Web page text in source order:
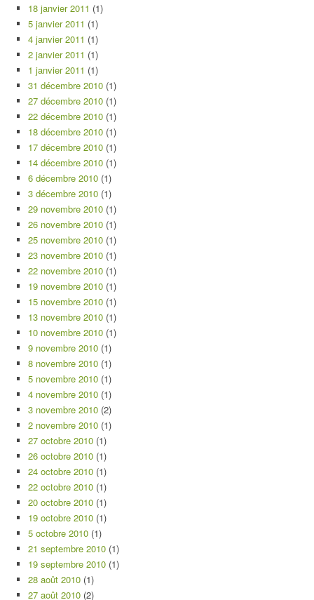
18 janvier 2011 (1)
5 janvier 2011 (1)
4 janvier 2011 (1)
2 janvier 2011 (1)
1 janvier 2011 (1)
31 décembre 2010 (1)
27 décembre 2010 (1)
22 décembre 2010 (1)
18 décembre 2010 (1)
17 décembre 2010 (1)
14 décembre 2010 (1)
6 décembre 2010 (1)
3 décembre 2010 (1)
29 novembre 2010 (1)
26 novembre 2010 (1)
25 novembre 2010 (1)
23 novembre 2010 (1)
22 novembre 2010 (1)
19 novembre 2010 (1)
15 novembre 2010 (1)
13 novembre 2010 (1)
10 novembre 2010 (1)
9 novembre 2010 (1)
8 novembre 2010 (1)
5 novembre 2010 (1)
4 novembre 2010 (1)
3 novembre 2010 (2)
2 novembre 2010 (1)
27 octobre 2010 (1)
26 octobre 2010 (1)
24 octobre 2010 (1)
22 octobre 2010 (1)
20 octobre 2010 (1)
19 octobre 2010 (1)
5 octobre 2010 (1)
21 septembre 2010 (1)
19 septembre 2010 (1)
28 août 2010 (1)
27 août 2010 (2)